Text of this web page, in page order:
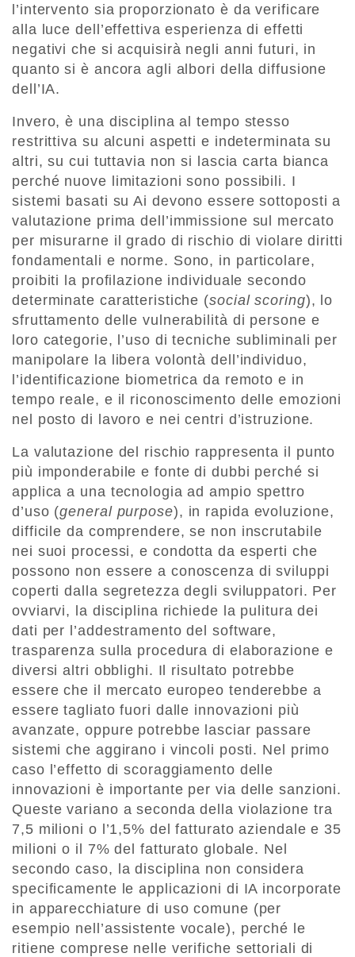
l’intervento sia proporzionato è da verificare
alla luce dell’effettiva esperienza di effetti
negativi che si acquisirà negli anni futuri, in
quanto si è ancora agli albori della diffusione
dell’IA.
Invero, è una disciplina al tempo stesso
restrittiva su alcuni aspetti e indeterminata su
altri, su cui tuttavia non si lascia carta bianca
perché nuove limitazioni sono possibili. I
sistemi basati su Ai devono essere sottoposti a
valutazione prima dell’immissione sul mercato
per misurarne il grado di rischio di violare diritti
fondamentali e norme. Sono, in particolare,
proibiti la profilazione individuale secondo
determinate caratteristiche (social scoring), lo
sfruttamento delle vulnerabilità di persone e
loro categorie, l’uso di tecniche subliminali per
manipolare la libera volontà dell’individuo,
l’identificazione biometrica da remoto e in
tempo reale, e il riconoscimento delle emozioni
nel posto di lavoro e nei centri d’istruzione.
La valutazione del rischio rappresenta il punto
più imponderabile e fonte di dubbi perché si
applica a una tecnologia ad ampio spettro
d’uso (general purpose), in rapida evoluzione,
difficile da comprendere, se non inscrutabile
nei suoi processi, e condotta da esperti che
possono non essere a conoscenza di sviluppi
coperti dalla segretezza degli sviluppatori. Per
ovviarvi, la disciplina richiede la pulitura dei
dati per l’addestramento del software,
trasparenza sulla procedura di elaborazione e
diversi altri obblighi. Il risultato potrebbe
essere che il mercato europeo tenderebbe a
essere tagliato fuori dalle innovazioni più
avanzate, oppure potrebbe lasciar passare
sistemi che aggirano i vincoli posti. Nel primo
caso l’effetto di scoraggiamento delle
innovazioni è importante per via delle sanzioni.
Queste variano a seconda della violazione tra
7,5 milioni o l’1,5% del fatturato aziendale e 35
milioni o il 7% del fatturato globale. Nel
secondo caso, la disciplina non considera
specificamente le applicazioni di IA incorporate
in apparecchiature di uso comune (per
esempio nell’assistente vocale), perché le
ritiene comprese nelle verifiche settoriali di